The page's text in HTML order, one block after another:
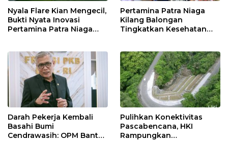
Nyala Flare Kian Mengecil,
Bukti Nyata Inovasi
Pertamina Patra Niaga
Pertamina Patra Niaga
Kilang Balongan
Tingkatkan Kesehatan
Rutin dan Edukasi
Perawatan Gigi
Darah Pekerja Kembali
Basahi Bumi
Cendrawasih: OPM Bantai
Pulihkan Konektivitas
Pascabencana, HKI
Rampungkan